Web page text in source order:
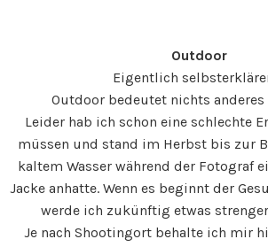
Outdoor
Eigentlich
Outdoor bedeutet nichts anderes
Leider hab ich schon eine schlechte
müssen und stand im Herbst bis zur
kaltem Wasser während der Fotograf
Jacke anhatte. Wenn es beginnt der
werde ich zukünftig etwas
Je nach Shootingort behalte ich mir